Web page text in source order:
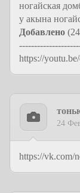
ногайская
у акына
Добавлено
https://
24
https://vk.com/